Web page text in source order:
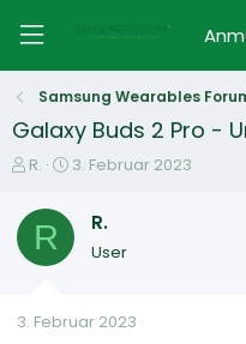
Samsung Wearables
Galaxy Buds 2 Pro -
E
s
e
e
R.
E
t
t
3. Februar 2023
R R.
User
3. Februar 2023